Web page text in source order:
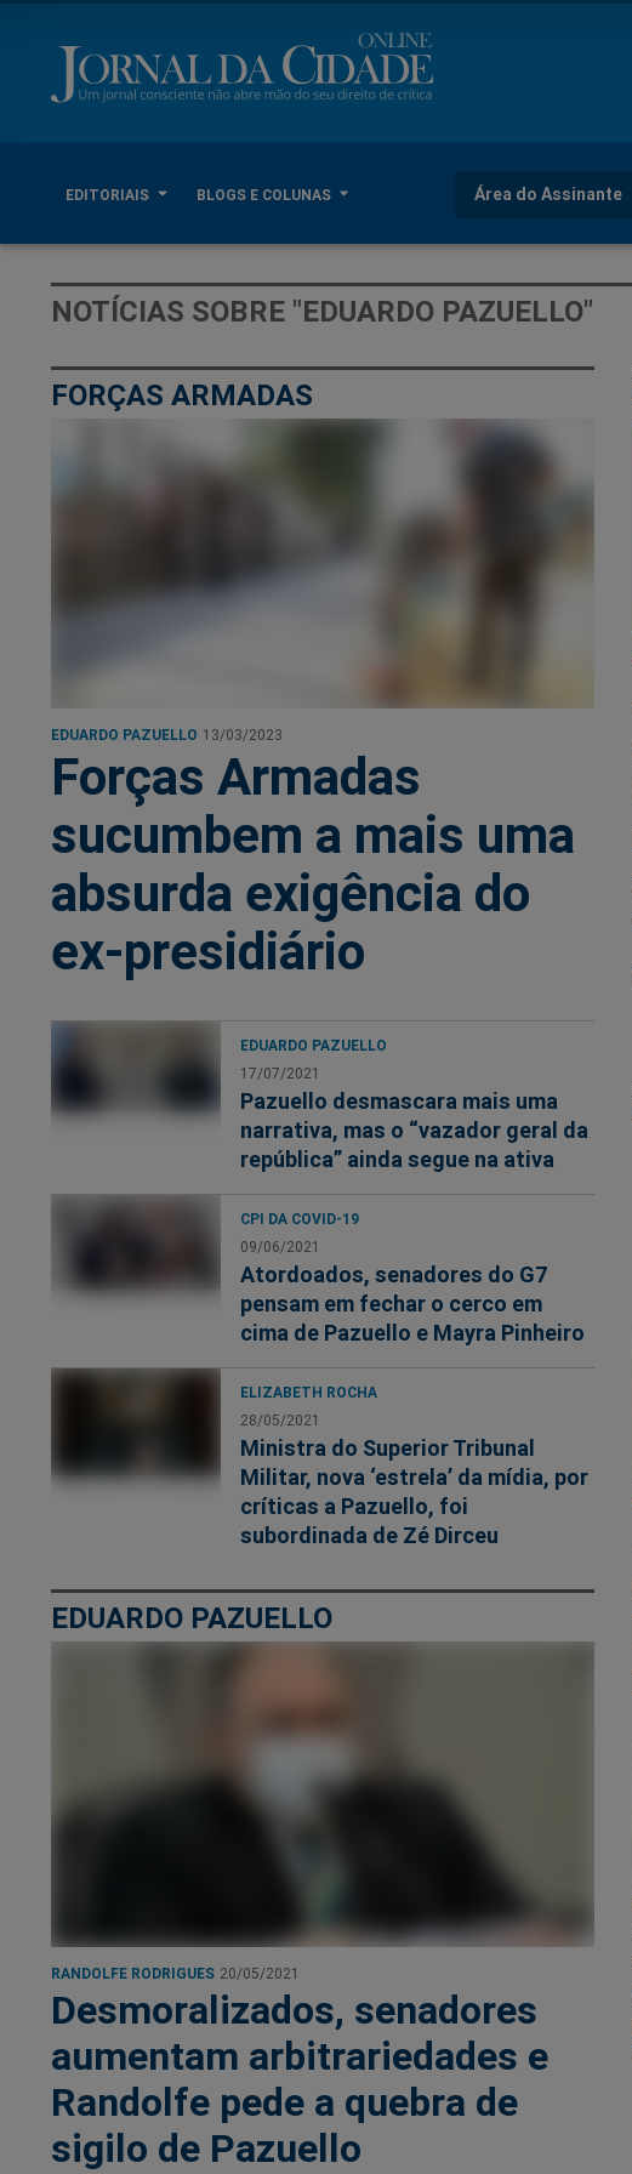
EDITORIAIS BLOGS E COLUNAS Área do Assinante
NOTÍCIAS SOBRE "EDUARDO PAZUELLO"
FORÇAS ARMADAS
EDUARDO PAZUELLO 13/03/2023
Forças Armadas
sucumbem a mais uma
absurda exigência do
ex-presidiário
EDUARDO PAZUELLO
17/07/2021
Pazuello desmascara mais uma
narrativa, mas o “vazador geral da
república” ainda segue na ativa
CPI DA COVID-19
09/06/2021
Atordoados, senadores do G7
pensam em fechar o cerco em
cima de Pazuello e Mayra Pinheiro
ELIZABETH ROCHA
28/05/2021
Ministra do Superior Tribunal
Militar, nova ‘estrela’ da mídia, por
críticas a Pazuello, foi
subordinada de Zé Dirceu
EDUARDO PAZUELLO
RANDOLFE RODRIGUES 20/05/2021
Desmoralizados, senadores
aumentam arbitrariedades e
Randolfe pede a quebra de
sigilo de Pazuello